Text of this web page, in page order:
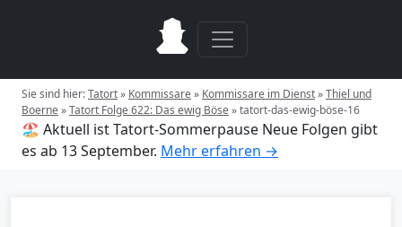
Sie sind hier:Tatort» Kommissare» Kommissare im Dienst»Thiel und
Boerne»Tatort Folge 622: Das ewig Böse»tatort-das-ewig-böse-16
🏖️ Aktuell ist Tatort-Sommerpause Neue Folgen gibt
es ab 13 September. Mehr erfahren →